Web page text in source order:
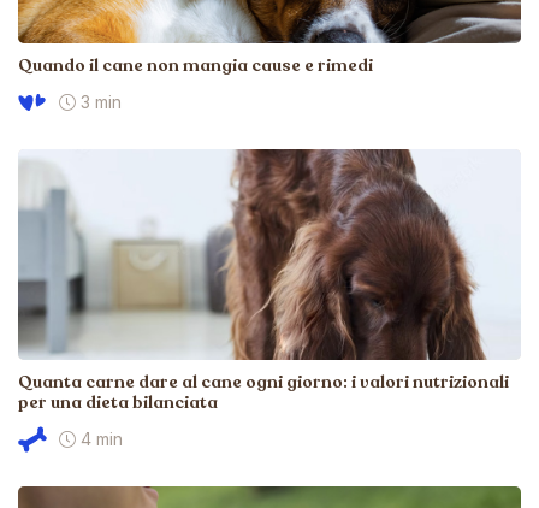
Quando il cane non mangia cause e rimedi
3 min
Quanta carne dare al cane ogni giorno: i valori nutrizionali
per una dieta bilanciata
4 min